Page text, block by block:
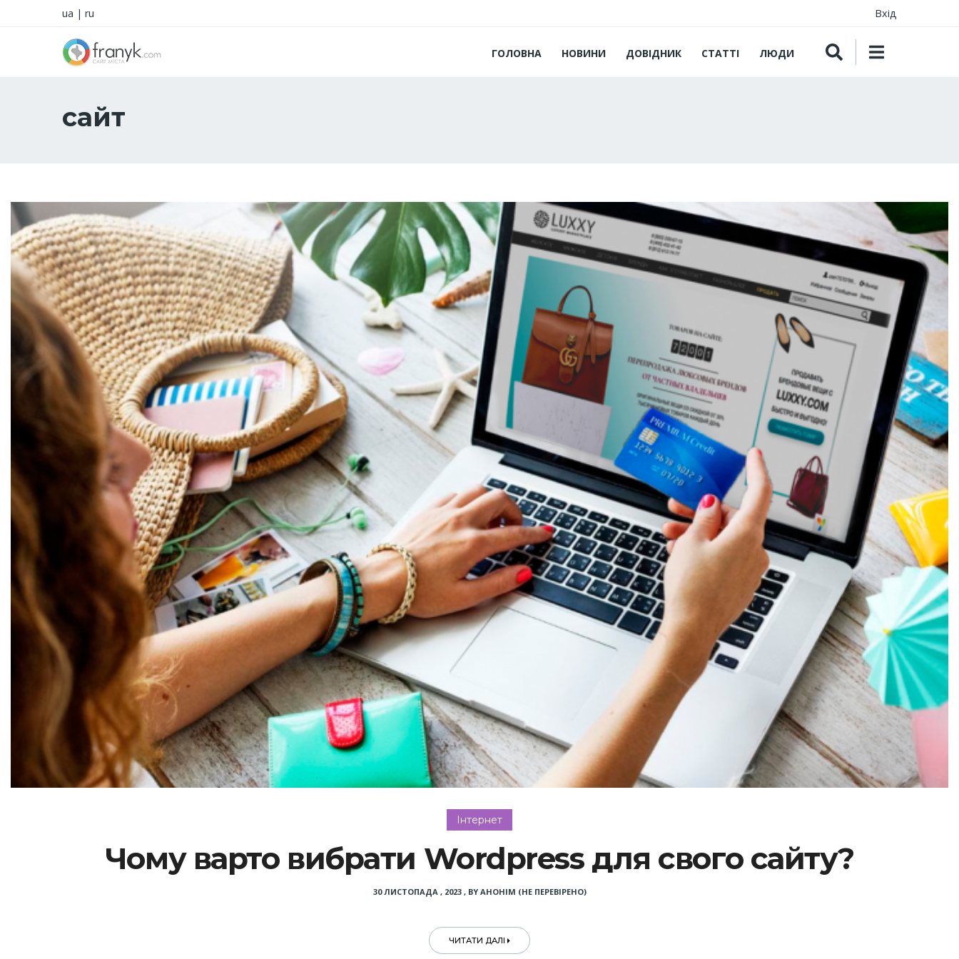
ua | ru Вхід
ГОЛОВНА НОВИНИ ДОВІДНИК СТАТТІ ЛЮДИ
сайт
Інтернет
Чому варто вибрати Wordpress для свого сайту?
30 ЛИСТОПАДА , 2023, BY АНОНІМ (НЕ ПЕРЕВІРЕНО)
ЧИТАТИ ДАЛІ